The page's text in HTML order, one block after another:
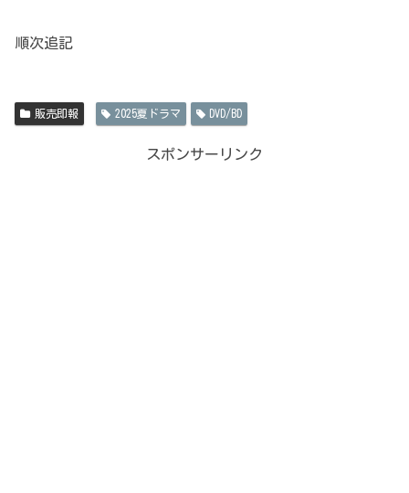
順次追記
販売即報 2025夏ドラマ DVD/BD
スポンサーリンク